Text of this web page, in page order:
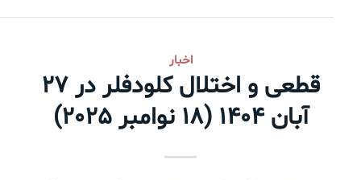
اخبار
قطعی و اختلال کلودفلر در 27
آبان 1404 (18 نوامبر 2025)